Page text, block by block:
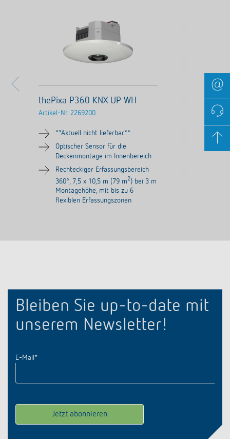
thePixa P360 KNX UP WH
Artikel-Nr. 2269200
**Aktuell nicht lieferbar**
Optischer Sensor für die
Deckenmontage im Innenbereich
Rechteckiger Erfassungsbereich
360°, 7,5 x 10,5 m (79 m2) bei 3 m
Montagehöhe, mit bis zu 6
flexiblen Erfassungszonen
Bleiben Sie up-to-date mit
unserem Newsletter!
E-Mail *